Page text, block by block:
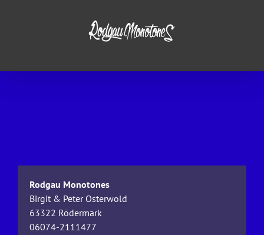
Rodgau Monotones
Birgit & Peter Osterwold
63322 Rödermark
06074-2111477